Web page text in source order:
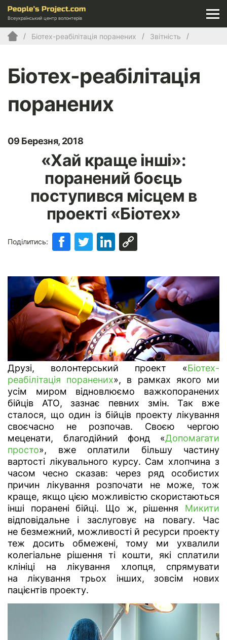
Всеукраїнський центр волонтерів
Біотех-реабілітація поранених Звітність
Біотех-реабілітація
поранених
09 Березня, 2018
«Хай краще інші»:
поранений боєць
поступився місцем в
проекті «Біотех»
Поділитись:
Друзі, волонтерський проект «Біотех-
реабілітація поранених», в рамках якого ми
усім миром відновлюємо важкопоранених
бійців АТО, зазнає певних змін. Так вже
сталося, що один із бійців проекту лікування
своєчасно не розпочав. Своєю чергою
меценати, благодійний фонд «Допомагати
просто», вже оплатили більшу частину
вартості лікувального курсу. Сам хлопчина з
часом чесно сказав: через ряд особистих
причин лікування розпочати не може, тож
краще, якщо цією можливістю скористаються
інші поранені бійці. Що ж, рішення Микити
відповідальне і заслуговує на повагу. Час
не безмежний, можливості й ресурси проекту
теж досить обмежені, тому ми ухвалили
колегіальне рішення ті кошти, які сплатили
клініці на лікування хлопця, спрямувати
на лікування трьох інших, зовсім нових
пацієнтів проекту.